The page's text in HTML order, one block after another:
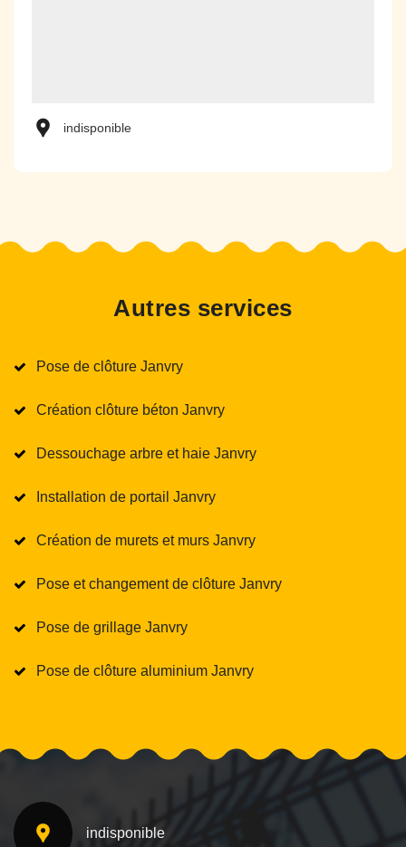
indisponible
Autres services
Pose de clôture Janvry
Création clôture béton Janvry
Dessouchage arbre et haie Janvry
Installation de portail Janvry
Création de murets et murs Janvry
Pose et changement de clôture Janvry
Pose de grillage Janvry
Pose de clôture aluminium Janvry
indisponible